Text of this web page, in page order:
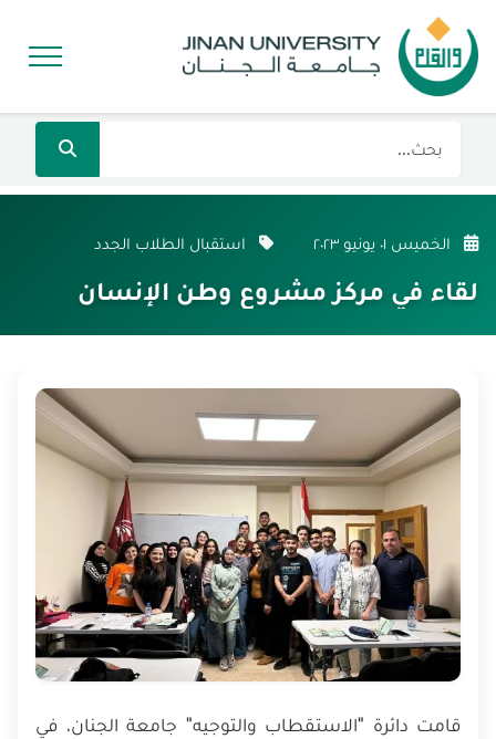
الخميس ٠١ يونيو ٢٠٢٣ استقبال الطلاب الجدد
لقاء في مركز مشروع وطن الإنسان
قامت دائرة "الاستقطاب والتوجيه" جامعة الجنان، في